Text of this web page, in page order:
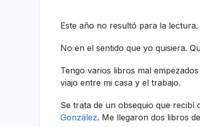
Este año no resultó para la lectura.
No en el sentido que yo quisiera.
Tengo varios libros mal
viajo entre mi casa y el trabajo.
Se trata de un obsequio que recibí­
González. Me llegaron dos libros